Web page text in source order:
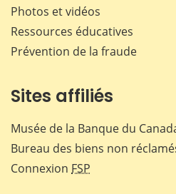
Photos et vidéos
Ressources éducatives
Prévention de la fraude
Sites affiliés
Musée de la Banque du
Bureau des biens non
Connexion FSP